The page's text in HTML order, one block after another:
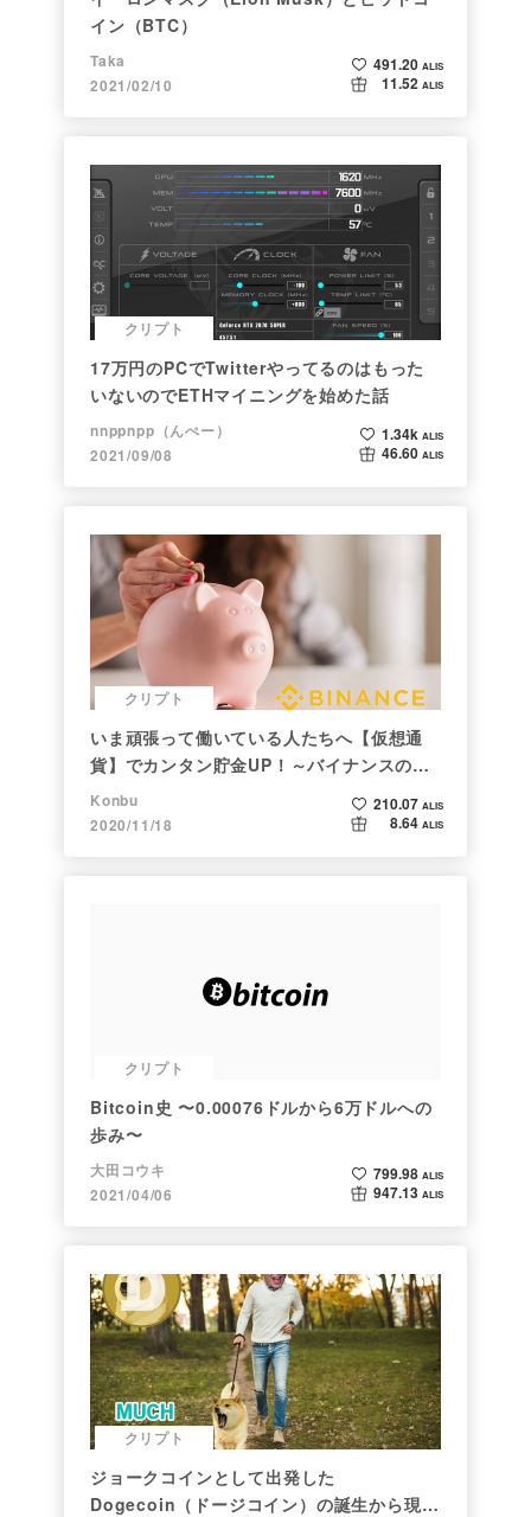
イン（BTC）
Taka
2021/02/10
491.20 ALIS
11.52 ALIS
クリプト
17万円のPCでTwitterやってるのはもった
いないのでETHマイニングを始めた話
nnppnpp（んぺー）
2021/09/08
1.34k ALIS
46.60 ALIS
クリプト
いま頑張って働いている人たちへ【仮想通
貨】でカンタン貯金UP！～バイナンスの使
い方初心者編～
Konbu
2020/11/18
210.07 ALIS
8.64 ALIS
クリプト
Bitcoin史 〜0.00076ドルから6万ドルへの
歩み〜
大田コウキ
2021/04/06
799.98 ALIS
947.13 ALIS
クリプト
ジョークコインとして出発した
Dogecoin（ドージコイン）の誕生から現在